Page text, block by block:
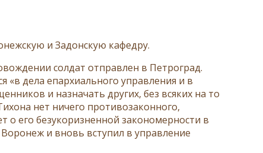
и Задонскую кафедру.
солдат отправлен в Петроград.
дела епархиального управления и в
и назначать других, без всяких на то
нет ничего противозаконного,
о его безукоризненной закономерности в
и вновь вступил в управление